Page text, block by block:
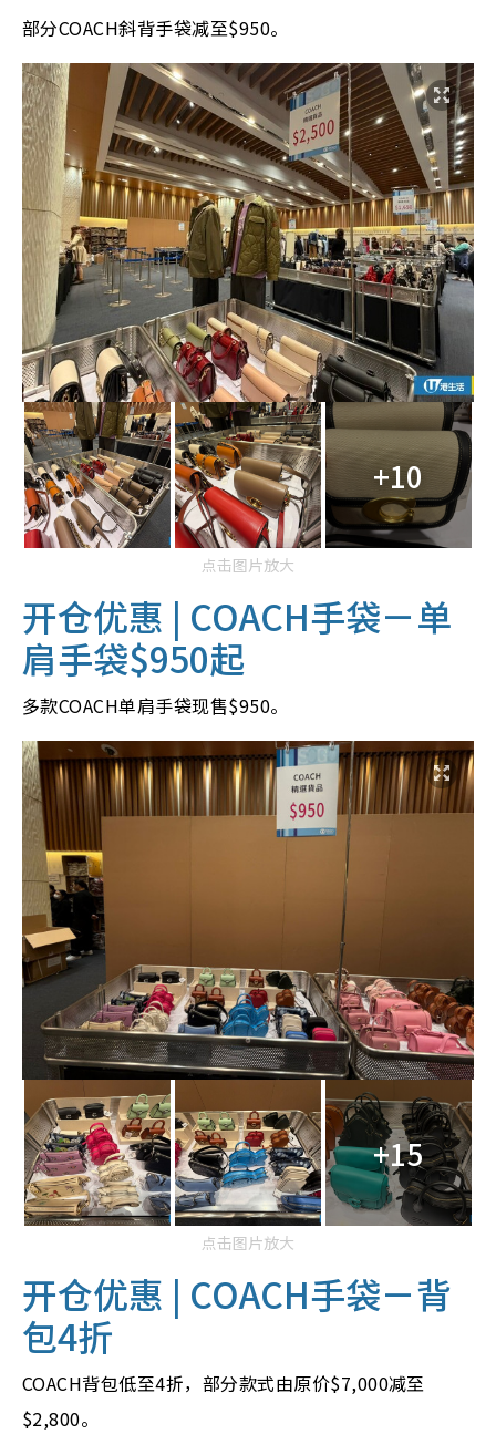
部分COACH斜背手袋减至$950。
+10
点击图片放大
开仓优惠 | COACH手袋－单
肩手袋$950起
多款COACH单肩手袋现售$950。
+15
点击图片放大
开仓优惠 | COACH手袋－背
包4折
COACH背包低至4折，部分款式由原价$7,000减至
$2,800。